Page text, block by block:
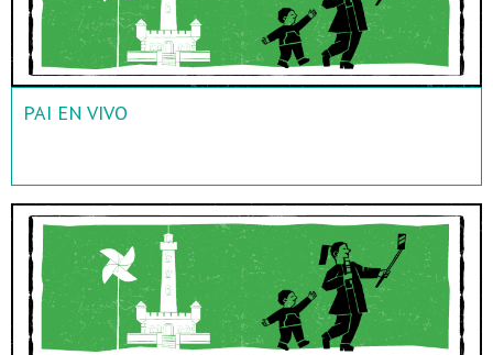
PAI EN VIVO